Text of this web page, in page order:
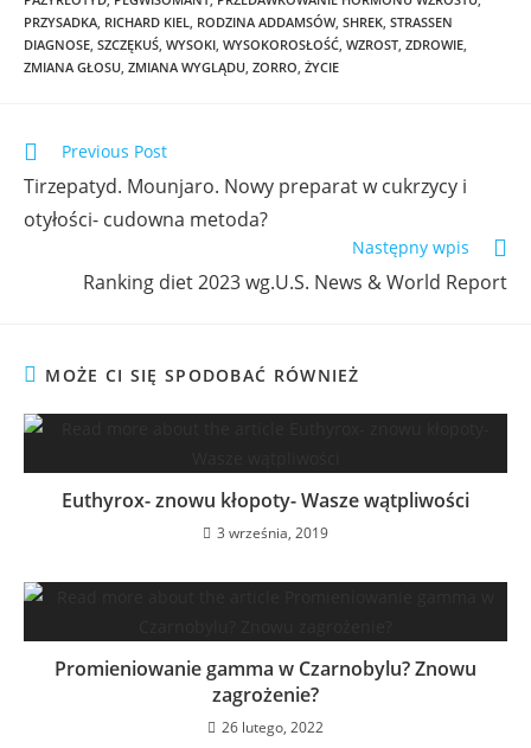
PRZYSADKA, RICHARD KIEL, RODZINA ADDAMSÓW, SHREK, STRASSEN
DIAGNOSE, SZCZĘKUŚ, WYSOKI, WYSOKOROSŁOŚĆ, WZROST, ZDROWIE,
ZMIANA GŁOSU, ZMIANA WYGLĄDU, ZORRO, ŻYCIE
Previous Post
Tirzepatyd. Mounjaro. Nowy preparat w cukrzycy i
otyłości- cudowna metoda?
Następny wpis
Ranking diet 2023 wg.U.S. News & World Report
MOŻE CI SIĘ SPODOBAĆ RÓWNIEŻ
Euthyrox- znowu kłopoty- Wasze wątpliwości
3 września, 2019
Promieniowanie gamma w Czarnobylu? Znowu
zagrożenie?
26 lutego, 2022